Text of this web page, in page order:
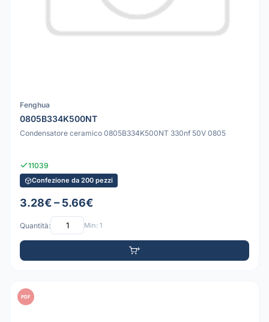
Fenghua
0805B334K500NT
Condensatore ceramico 0805B334K500NT 330nf 50V 0805
11039
Confezione da 200 pezzi
3.28€ – 5.66€
Quantità: Min: 1
PDF